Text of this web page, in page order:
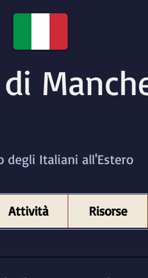
degli Italiani all'Estero
Attività Risorse